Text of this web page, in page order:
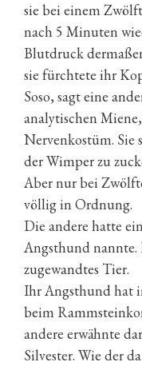
sie bei einem
nach 5 Minuten
Blutdruck
sie fürchtete ihr
Soso, sagt eine
analytischen
Nervenkostüm. Sie
der Wimper zu
Aber nur bei
völlig in Ordnung.
Die andere hatte
Angsthund nannte.
zugewandtes Tier.
Ihr Angsthund hat
beim
andere erwähnte
Silvester. Wie der